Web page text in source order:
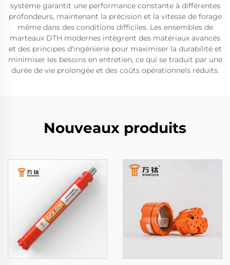
système garantit une performance constante à différentes
profondeurs, maintenant la précision et la vitesse de forage
même dans des conditions difficiles. Les ensembles de
marteaux DTH modernes intègrent des matériaux avancés
et des principes d'ingénierie pour maximiser la durabilité et
minimiser les besoins en entretien, ce qui se traduit par une
durée de vie prolongée et des coûts opérationnels réduits.
Nouveaux produits